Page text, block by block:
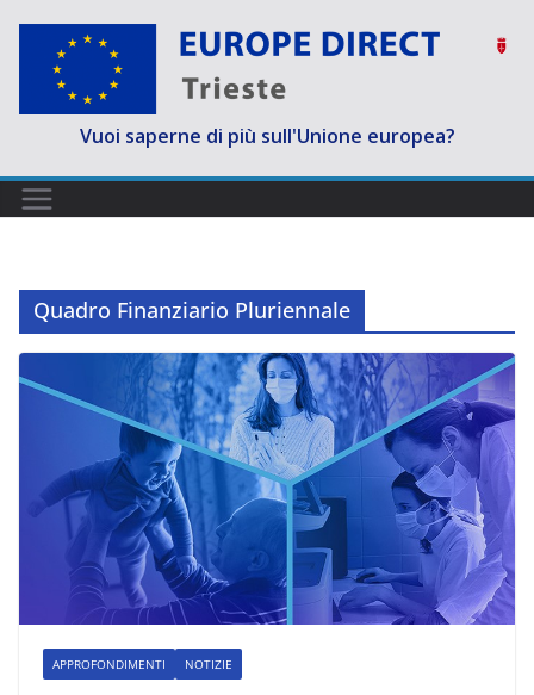
contenuto
Vuoi saperne di più sull'Unione europea?
Quadro Finanziario Pluriennale
APPROFONDIMENTI NOTIZIE